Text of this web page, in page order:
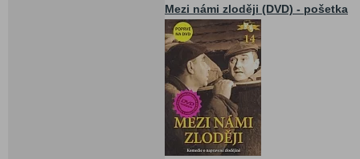
Mezi námi zloději (DVD) - pošetka